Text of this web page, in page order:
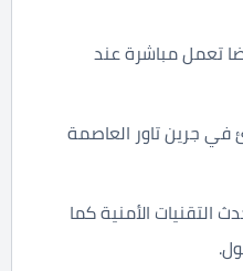
تعمل مباشرة عند
في جرين تاور العاصمة
التقنيات الأمنية كما